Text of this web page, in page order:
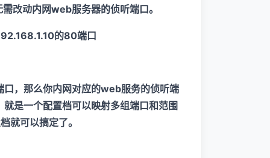
改动内网web服务器的侦听端口。
的80端口
，那么你内网对应的web服务的侦听端
是一个配置档可以映射多组端口和范围
就可以搞定了。